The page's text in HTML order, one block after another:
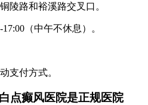
陵路和裕溪路交叉口。
（中午不休息）。
支付方式。
点癫风医院是正规医院